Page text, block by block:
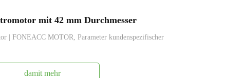
mit 42 mm Durchmesser
| FONEACC MOTOR, Parameter kundenspezifischer
damit mehr